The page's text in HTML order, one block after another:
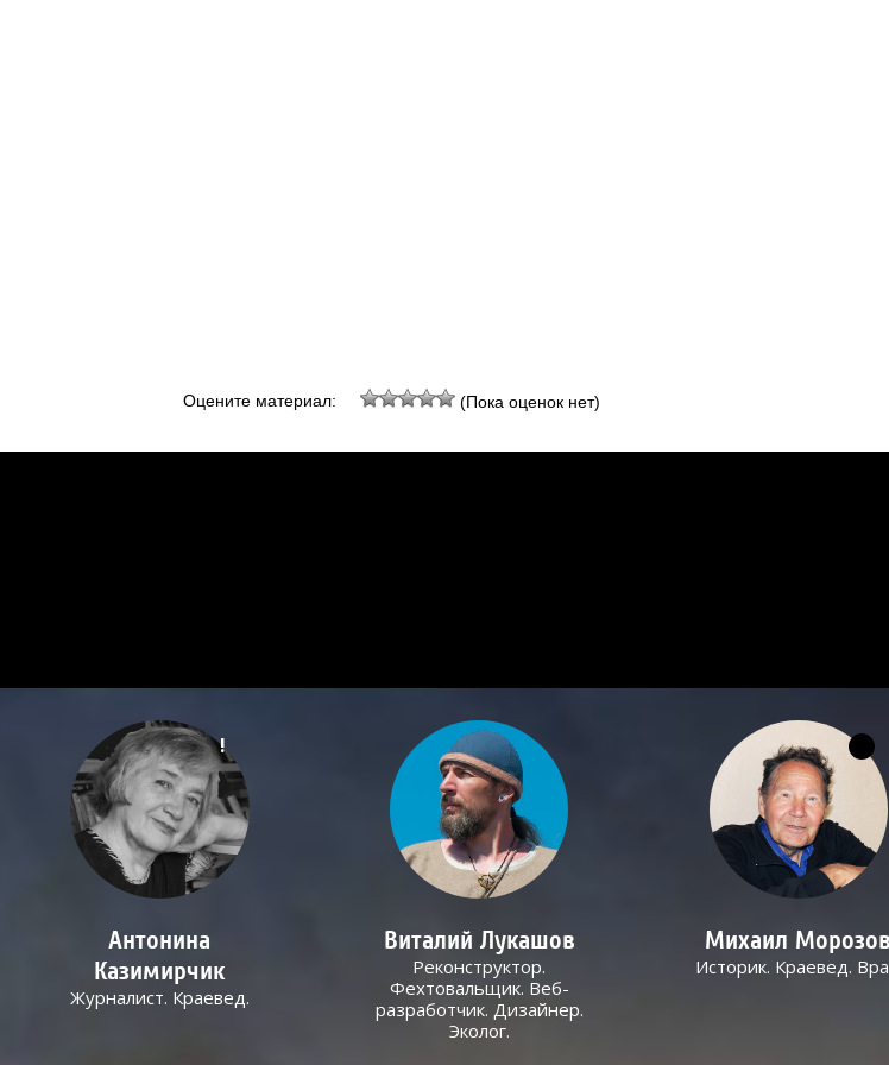
Оцените материал: (Пока оценок нет)
!
Антонина
Казимирчик
Журналист. Краевед.
Виталий Лукашов
Реконструктор.
Фехтовальщик. Веб-
разработчик. Дизайнер.
Эколог.
Михаил Морозов
Историк. Краевед.